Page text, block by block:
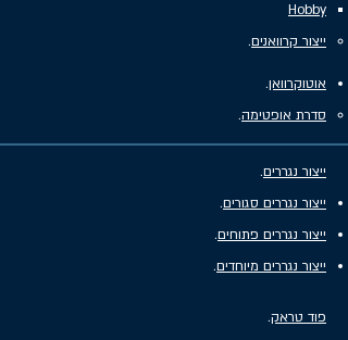
Hobby
ייצור קרוואנים.
אוטוקרוואן.
סדרת אופטימה.
ייצור נגררים.
ייצור נגררים סגורים.
ייצור נגררים פתוחים.
ייצור נגררים מיוחדים.
פוד טראק.